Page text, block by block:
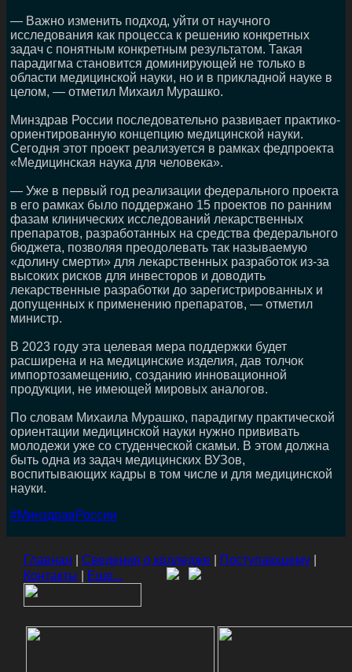
— Важно изменить подход, уйти от научного
исследования как процесса к решению конкретных
задач с понятным конкретным результатом. Такая
парадигма становится доминирующей не только в
области медицинской науки, но и в прикладной науке в
целом, — отметил Михаил Мурашко.
Минздрав России последовательно развивает практико-
ориентированную концепцию медицинской науки.
Сегодня этот проект реализуется в рамках федпроекта
«Медицинская наука для человека».
— Уже в первый год реализации федерального проекта
в его рамках было поддержано 15 проектов по ранним
фазам клинических исследований лекарственных
препаратов, разработанных на средства федерального
бюджета, позволяя преодолевать так называемую
«долину смерти» для лекарственных разработок из-за
высоких рисков для инвесторов и доводить
лекарственные разработки до зарегистрированных и
допущенных к применению препаратов, — отметил
министр.
В 2023 году эта целевая мера поддержки будет
расширена и на медицинские изделия, дав толчок
импортозамещению, созданию инновационной
продукции, не имеющей мировых аналогов.
По словам Михаила Мурашко, парадигму практической
ориентации медицинской науки нужно прививать
молодежи уже со студенческой скамьи. В этом должна
быть одна из задач медицинских ВУЗов,
воспитывающих кадры в том числе и для медицинской
науки.
#МинздравРоссии
Главная Сведения о колледже| Поступающему|
Контакты
Еще...